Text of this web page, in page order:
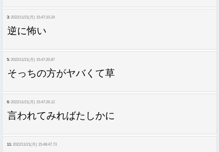
3: 2022/11/21(月) 15:47:10.24
逆に怖い
5: 2022/11/21(月) 15:47:20.87
そっちの方がヤバくて草
6: 2022/11/21(月) 15:47:26.12
言われてみればたしかに
11: 2022/11/21(月) 15:48:47.73